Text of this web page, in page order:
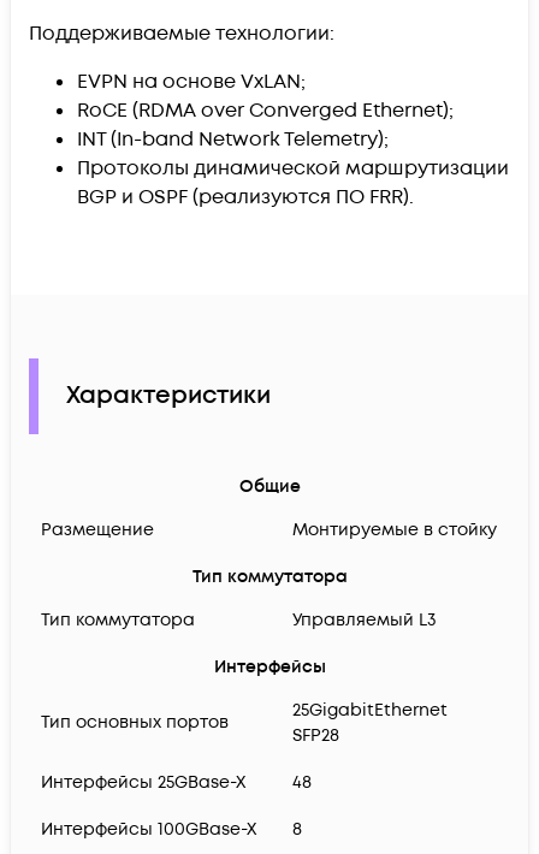
Поддерживаемые технологии:
EVPN на основе VxLAN;
RoCE (RDMA over Converged Ethernet);
INT (In-band Network Telemetry);
Протоколы динамической маршрутизации
BGP и OSPF (реализуются ПО FRR).
Характеристики
Общие
Размещение
Монтируемые в стойку
Тип коммутатора
Тип коммутатора
Управляемый L3
Интерфейсы
Тип основных портов
25GigabitEthernet
SFP28
Интерфейсы 25GBase-X 48
Интерфейсы 100GBase-X 8